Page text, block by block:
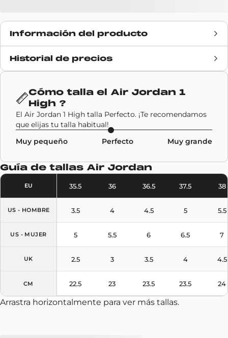
Información del producto
Fecha de lanzamiento
Precio de venta
Marca Air Jordan
Modelo Air Jordan 1 High
Colores Grey
Historial de precios
Cómo talla el Air Jordan 1
High ?
El Air Jordan 1 High talla Perfecto. ¡Te recomendamos
que elijas tu talla habitual!
Muy pequeño
Perfecto Muy grande
Guía de tallas Air Jordan
EU
US - HOMBRE
US - MUJER
UK
CM
35.5 36 36.5 37.5 38
3.5 4 4.5 5 5.5
5 5.5 6 6.5 7
2.5 3 3.5 4 4.5
22.5 23 23.5 23.5 24
Arrastra horizontalmente para ver más tallas.